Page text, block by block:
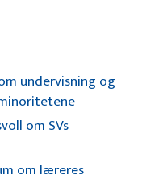
undervisning og
om SVs
om læreres